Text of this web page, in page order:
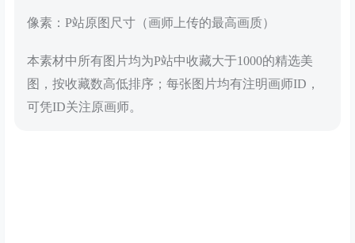
像素：P站原图尺寸（画师上传的最高画质）
本素材中所有图片均为P站中收藏大于1000的精选美
图，按收藏数高低排序；每张图片均有注明画师ID，
可凭ID关注原画师。